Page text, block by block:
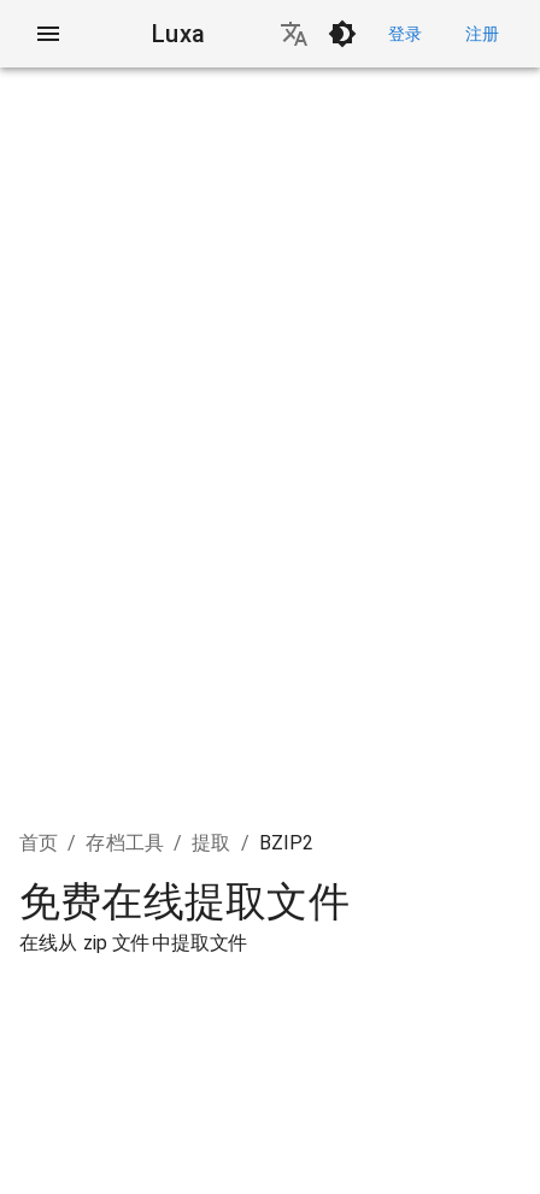
Luxa 登录 注册
首页 / 存档工具 / 提取 / BZIP2
免费在线提取文件
在线从 zip 文件中提取文件